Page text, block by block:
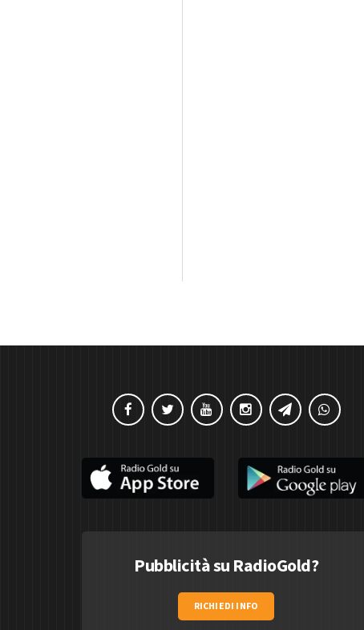
Pubblicità su RadioGold?
RICHIEDI INFO